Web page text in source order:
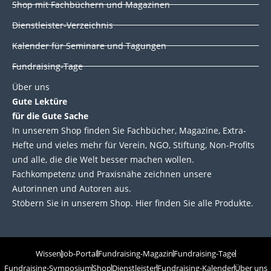
Shop mit Fachbüchern und Magazinen
Dienstleister-Verzeichnis
Kalender für Seminare und Tagungen
Fundraising-Tage
Über uns
Gute Lektüre
für die Gute Sache
In unserem Shop finden Sie Fachbücher, Magazine, Extra-
Hefte und vieles mehr für Verein, NGO, Stiftung, Non-Profits
und alle, die die Welt besser machen wollen.
Fachkompetenz und Praxisnähe zeichnen unsere
Autorinnen und Autoren aus.
Stöbern Sie in unserem Shop. Hier finden Sie alle Produkte.
WissenJob-PortalFundraising-MagazinFundraising-Tage
Fundraising-SymposiumShopDienstleisterFundraising-KalenderÜber uns